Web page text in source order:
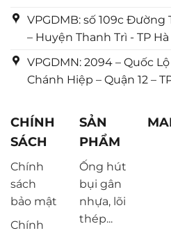
VPGDMB: số 109c Đường
– Huyện Thanh Trì - TP Hà
VPGDMN: 2094 – Quốc
Chánh Hiệp – Quận 12 –
CHÍNH
SÁCH
Chính
sách
bảo mật
Chính
SẢN
PHẨM
Ống hút
bụi gân
nhựa, lõi
thép...